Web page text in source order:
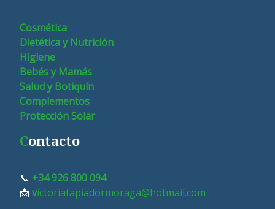
Cosmética
Dietética y Nutrición
Higiene
Bebés y Mamás
Salud y Botiquín
Complementos
Protección Solar
Contacto
📞 +34 926 800 094
📩 victoriatapiadormoraga@hotmail.com